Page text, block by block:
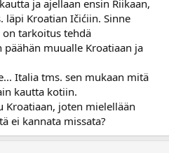
ja ajellaan ensin Riikaan,
läpi Kroatian Ičićiin. Sinne
tarkoitus tehdä
muualle Kroatiaan ja
Italia tms. sen mukaan mitä
kautta kotiin.
Kroatiaan, joten mielellään
ei kannata missata?